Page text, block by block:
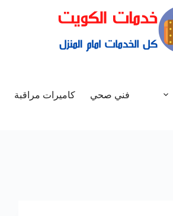
فني صحي كاميرات مراقبة